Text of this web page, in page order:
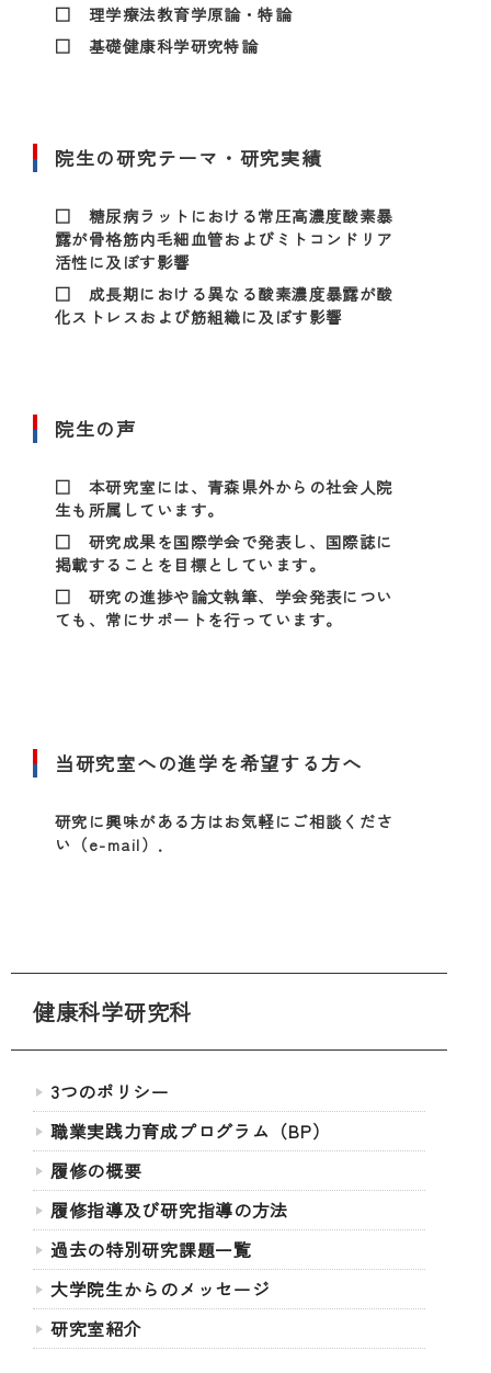
□ 理学療法教育学原論・特論
□ 基礎健康科学研究特論
院生の研究テーマ・研究実績
□ 糖尿病ラットにおける常圧高濃度酸素暴
露が骨格筋内毛細血管およびミトコンドリア
活性に及ぼす影響
□ 成長期における異なる酸素濃度暴露が酸
化ストレスおよび筋組織に及ぼす影響
院生の声
□ 本研究室には、青森県外からの社会人院
生も所属しています。
□ 研究成果を国際学会で発表し、国際誌に
掲載することを目標としています。
□ 研究の進捗や論文執筆、学会発表につい
ても、常にサポートを行っています。
当研究室への進学を希望する方へ
研究に興味がある方はお気軽にご相談くださ
い（e-mail）．
健康科学研究科
3つのポリシー
職業実践力育成プログラム（BP）
履修の概要
履修指導及び研究指導の方法
過去の特別研究課題一覧
大学院生からのメッセージ
研究室紹介